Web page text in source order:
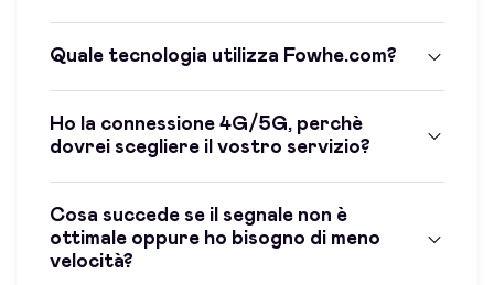
Quale tecnologia utilizza Fowhe.com?
Ho la connessione 4G/5G, perchè
dovrei scegliere il vostro servizio?
Cosa succede se il segnale non è
ottimale oppure ho bisogno di meno
velocità?